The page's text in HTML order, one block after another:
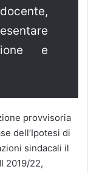
e
provvisoria
dell’Ipotesi di
sindacali il
2019/22,